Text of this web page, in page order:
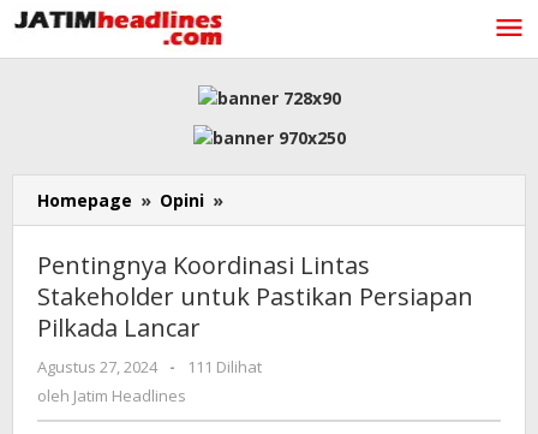
Lewati
ke
konten
Homepage » Opini »
Koordinasi
Stakeholder
untuk
Pilkada
Pentingnya Koordinasi Lintas
Stakeholder untuk Pastikan Persiapan
Pilkada Lancar
Agustus 27, 2024
oleh
-
111 Dilihat
oleh Jatim Headlines